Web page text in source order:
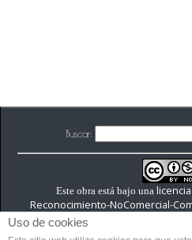
Buscar:
Este obra está bajo una
Reconocimiento-NoComercial-
Uso de cookies